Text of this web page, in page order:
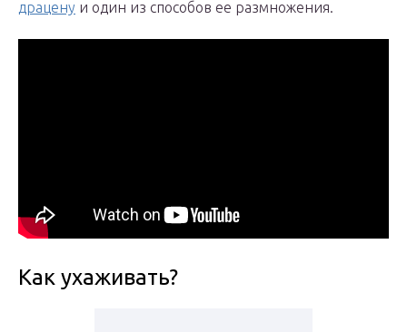
драцену и один из способов ее размножения.
Как ухаживать?